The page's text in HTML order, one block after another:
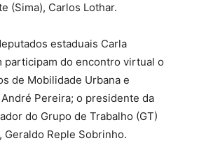
(Sima), Carlos Lothar.
estaduais Carla
participam do encontro virtual o
de Mobilidade Urbana e
Pereira; o presidente da
do Grupo de Trabalho (GT)
Geraldo Reple Sobrinho.